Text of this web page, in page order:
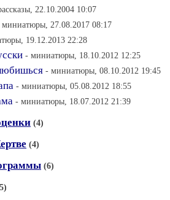
22.10.2004 10:07
27.08.2017 08:17
19.12.2013 22:28
- миниатюры, 18.10.2012 12:25
- миниатюры, 08.10.2012 19:45
- миниатюры, 05.08.2012 18:55
- миниатюры, 18.07.2012 21:39
(4)
(4)
(6)